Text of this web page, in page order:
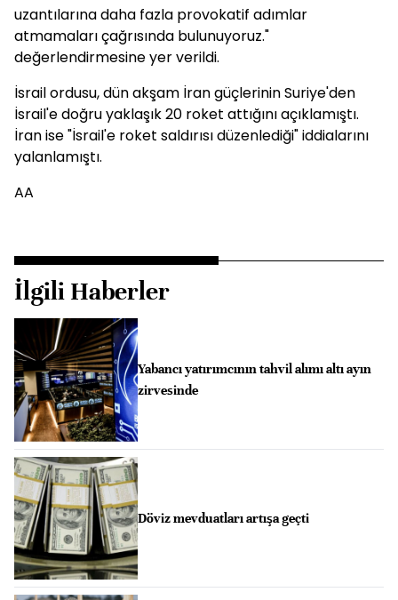
uzantılarına daha fazla provokatif adımlar
atmamaları çağrısında bulunuyoruz."
değerlendirmesine yer verildi.
İsrail ordusu, dün akşam İran güçlerinin Suriye'den
İsrail'e doğru yaklaşık 20 roket attığını açıklamıştı.
İran ise "İsrail'e roket saldırısı düzenlediği" iddialarını
yalanlamıştı.
AA
İlgili Haberler
Yabancı yatırımcının tahvil alımı altı ayın
zirvesinde
Döviz mevduatları artışa geçti